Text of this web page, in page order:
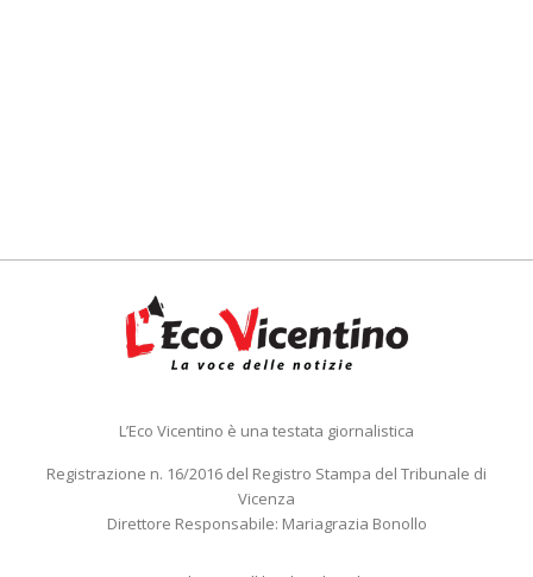
L’Eco Vicentino è una testata giornalistica
Registrazione n. 16/2016 del Registro Stampa del Tribunale di
Vicenza
Direttore Responsabile: Mariagrazia Bonollo